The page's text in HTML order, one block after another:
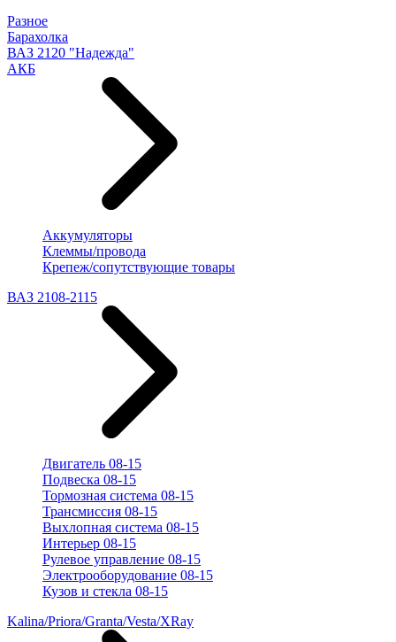
Разное
Барахолка
ВАЗ 2120 "Надежда"
АКБ
Аккумуляторы
Клеммы/провода
Крепеж/сопутствующие товары
ВАЗ 2108-2115
Двигатель 08-15
Подвеска 08-15
Тормозная система 08-15
Трансмиссия 08-15
Выхлопная система 08-15
Интерьер 08-15
Рулевое управление 08-15
Электрооборудование 08-15
Кузов и стекла 08-15
Kalina/Priora/Granta/Vesta/XRay